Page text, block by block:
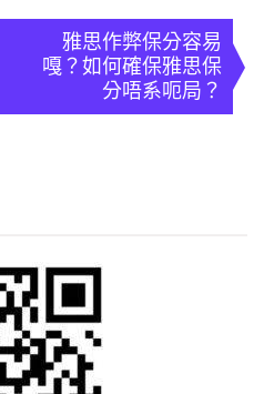
雅思作弊保分容易
嘎？如何確保雅思保
分唔系呃局？